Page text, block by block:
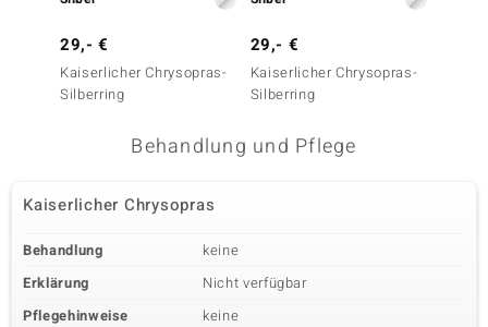
29,- €
Kaiserlicher Chrysopras-
Silberring
29,- €
Kaiserlicher Chrysopras-
Silberring
Behandlung und Pflege
Kaiserlicher Chrysopras
Behandlung
keine
Erklärung
Nicht verfügbar
Pflegehinweise
keine